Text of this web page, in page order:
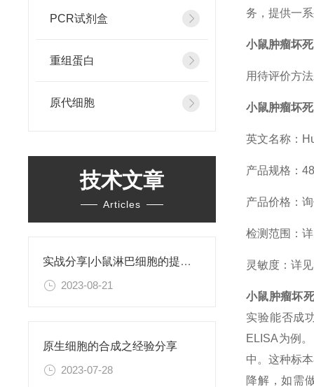
PCR试剂盒
重组蛋白
原代细胞
技术文章
Articles
实战分享|小鼠淋巴细胞的提取和分选之经验小结
2023-08-21
原生细胞的合成之经验分享
2023-07-28
务，提供一
小鼠肿瘤坏
用待评价方
小鼠肿瘤坏
英文名称：
产品规格：
产品价格：
检测范围：
灵敏度：详
小鼠肿瘤坏
实验能否成
ELISA为例
中。这种标
降解，如需